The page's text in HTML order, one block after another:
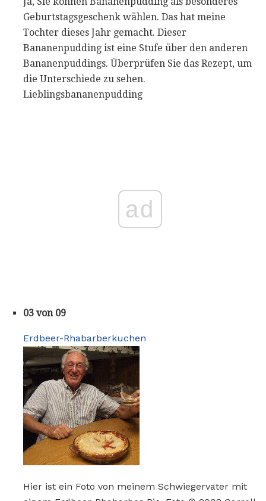
Geburtstagsgeschenk wählen. Das hat meine
Tochter dieses Jahr gemacht. Dieser
Bananenpudding ist eine Stufe über den anderen
Bananenpuddings. Überprüfen Sie das Rezept, um
die Unterschiede zu sehen.
Lieblingsbananenpudding
ad
03 von 09
Erdbeer-Rhabarberkuchen
Hier ist ein Foto von meinem Schwiegervater mit